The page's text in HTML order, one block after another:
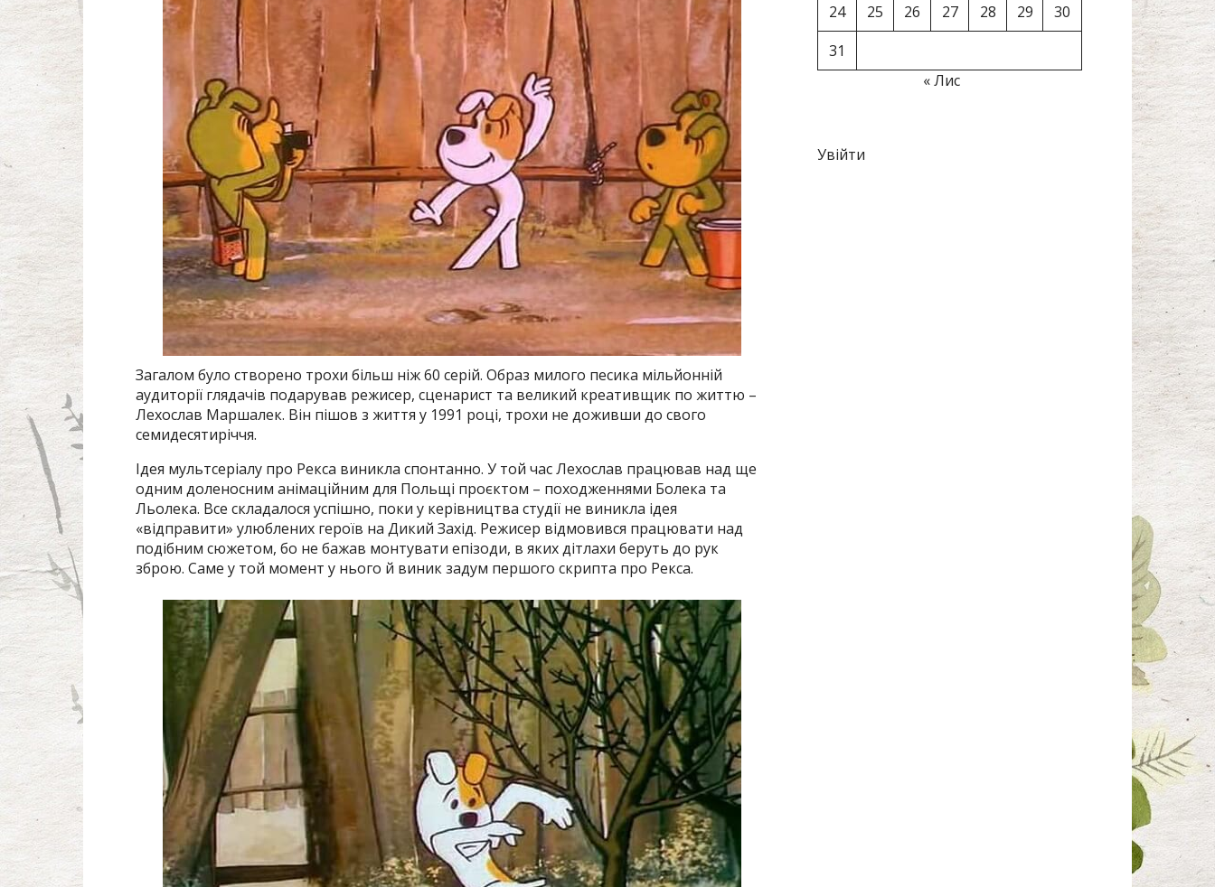
Загалом було створено трохи більш ніж 60 серій. Образ милого песика мільйонній
аудиторії глядачів подарував режисер, сценарист та великий креативщик по життю –
Лехослав Маршалек. Він пішов з життя у 1991 році, трохи не доживши до свого
семидесятиріччя.
Ідея мультсеріалу про Рекса виникла спонтанно. У той час Лехослав працював над ще
одним доленосним анімаційним для Польщі проєктом – походженнями Болека та
Льолека. Все складалося успішно, поки у керівництва студії не виникла ідея
«відправити» улюблених героїв на Дикий Захід. Режисер відмовився працювати над
подібним сюжетом, бо не бажав монтувати епізоди, в яких дітлахи беруть до рук
зброю. Саме у той момент у нього й виник задум першого скрипта про Рекса.
24
25 26 27 28 29
30
31
« Лис
Увійти